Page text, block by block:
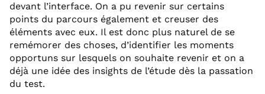
devant l’interface. On a pu revenir sur certains
points du parcours également et creuser des
éléments avec eux. Il est donc plus naturel de se
remémorer des choses, d’identifier les moments
opportuns sur lesquels on souhaite revenir et on a
déjà une idée des insights de l’étude dès la passation
du test.